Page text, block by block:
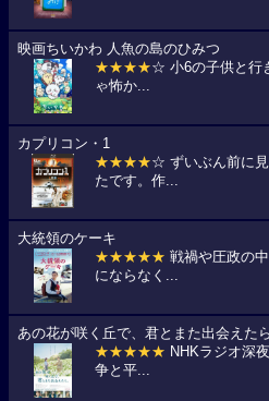
映画ちいかわ 人魚の島のひみつ
★★★★☆ 小6の子供と行
ゃ怖か...
カプリコン・1
★★★★☆ ずいぶん前に
たです。作...
大統領のケーキ
★★★★★ 戦禍や圧政の
にならなく...
あの花が咲く丘で、君とまた出会えたら
★★★★★ NHKラジオ深
争と平...